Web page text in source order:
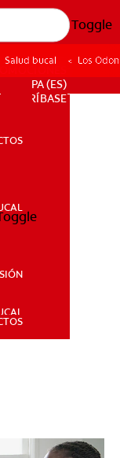
Toggle
SALUD BUCAL
PA (ES)
SUSCRÍBASE
Salud bucal Los
Y